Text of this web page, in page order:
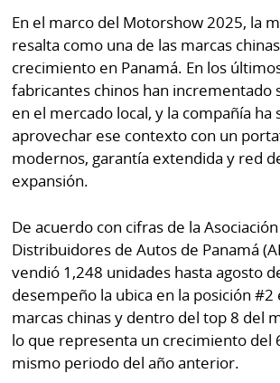
SERVICIOS
E-
Paper
Buscador
Comunicados
Lotería
Kiosko
digital
Luctuosas
Contenido
de
marcas
RSS
Temas
Autores
Notas
al
lector
Buenas
En el marco del Motorshow 2025, la
resalta como una de las marcas
crecimiento en Panamá. En los
fabricantes chinos han incrementado
en el mercado local, y la compañía ha
aprovechar ese contexto con un
modernos, garantía extendida y red
expansión.
De acuerdo con cifras de la
Distribuidores de Autos de Panamá
vendió 1,248 unidades hasta agosto
desempeño la ubica en la posición #2
marcas chinas y dentro del top 8 del
lo que representa un crecimiento del
mismo periodo del año anterior.